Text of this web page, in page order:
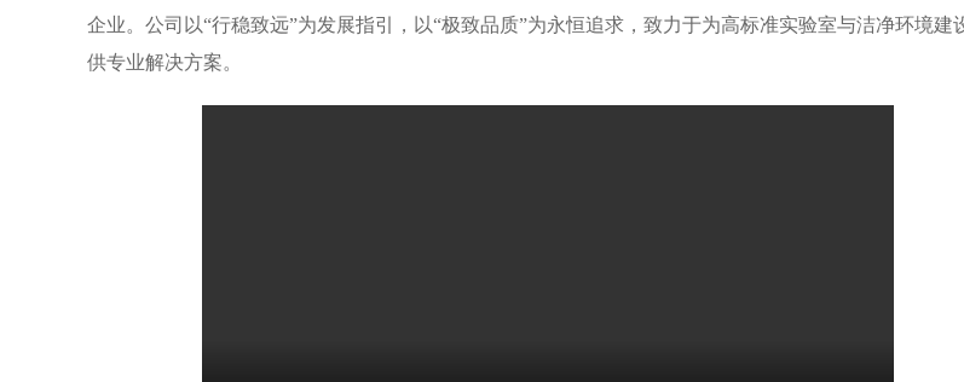
企业。公司以“行稳致远”为发展指引，以“极致品质”为永恒追求，致力于为高标准实验室与洁净环境建
供专业解决方案。